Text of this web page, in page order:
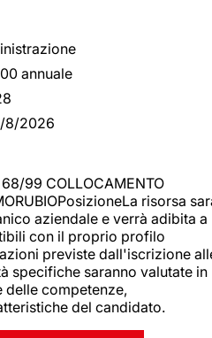
annuale
8/2026
68/99 COLLOCAMENTO
risorsa
aziendale e verrà adibita a
con il proprio profilo
previste dall'iscrizione
specifiche saranno valutate in
delle competenze,
del candidato.